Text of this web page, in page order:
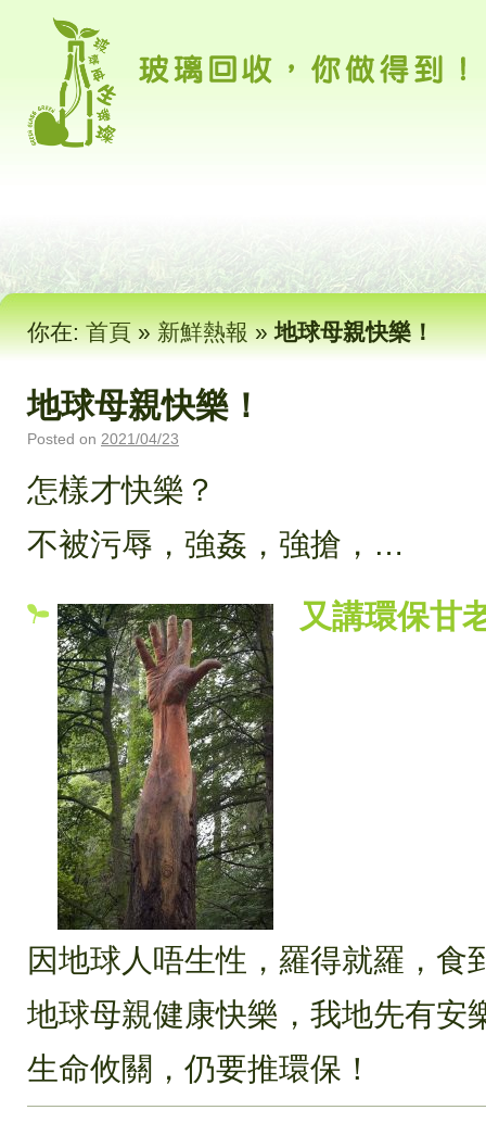
你在:首頁»新鮮熱報»地球母親快樂！
地球母親快樂！
Posted on 2021/04/23
怎樣才快樂？
不被污辱，強姦，強搶，…
又講環保甘
因地球人唔生性，羅得就羅，食
地球母親健康快樂，我地先有安
生命攸關，仍要推環保！